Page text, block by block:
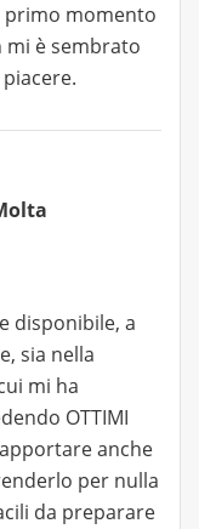
primo momento
mi è sembrato
disponibile, a
sia nella
mi ha
OTTIMI
anche
per nulla
da preparare